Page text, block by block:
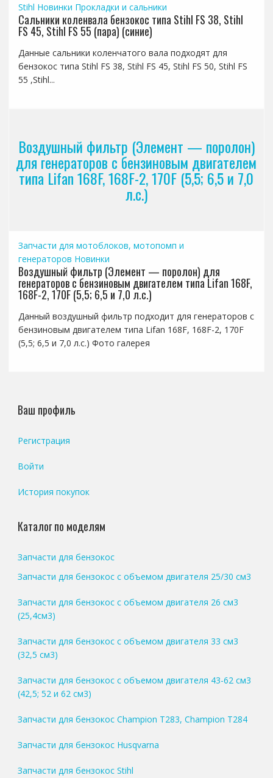
Stihl Новинки Прокладки и сальники
Сальники коленвала бензокос типа Stihl FS 38, Stihl
FS 45, Stihl FS 55 (пара) (синие)
Данные сальники коленчатого вала подходят для
бензокос типа Stihl FS 38, Stihl FS 45, Stihl FS 50, Stihl FS
55 ,Stihl...
Воздушный фильтр (Элемент — поролон)
для генераторов с бензиновым двигателем
типа Lifan 168F, 168F-2, 170F (5,5; 6,5 и 7,0
л.с.)
Запчасти для мотоблоков, мотопомп и
генераторов Новинки
Воздушный фильтр (Элемент — поролон) для
генераторов с бензиновым двигателем типа Lifan 168F,
168F-2, 170F (5,5; 6,5 и 7,0 л.с.)
Данный воздушный фильтр подходит для генераторов с
бензиновым двигателем типа Lifan 168F, 168F-2, 170F
(5,5; 6,5 и 7,0 л.с.) Фото галерея
Ваш профиль
Регистрация
Войти
История покупок
Каталог по моделям
Запчасти для бензокос
Запчасти для бензокос с объемом двигателя 25/30 см3
Запчасти для бензокос с объемом двигателя 26 см3
(25,4см3)
Запчасти для бензокос с объемом двигателя 33 см3
(32,5 см3)
Запчасти для бензокос с объемом двигателя 43-62 см3
(42,5; 52 и 62 см3)
Запчасти для бензокос Champion T283, Champion T284
Запчасти для бензокос Husqvarna
Запчасти для бензокос Stihl